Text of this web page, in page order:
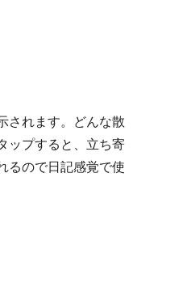
されます。どんな散
ップすると、立ち寄
るので日記感覚で使